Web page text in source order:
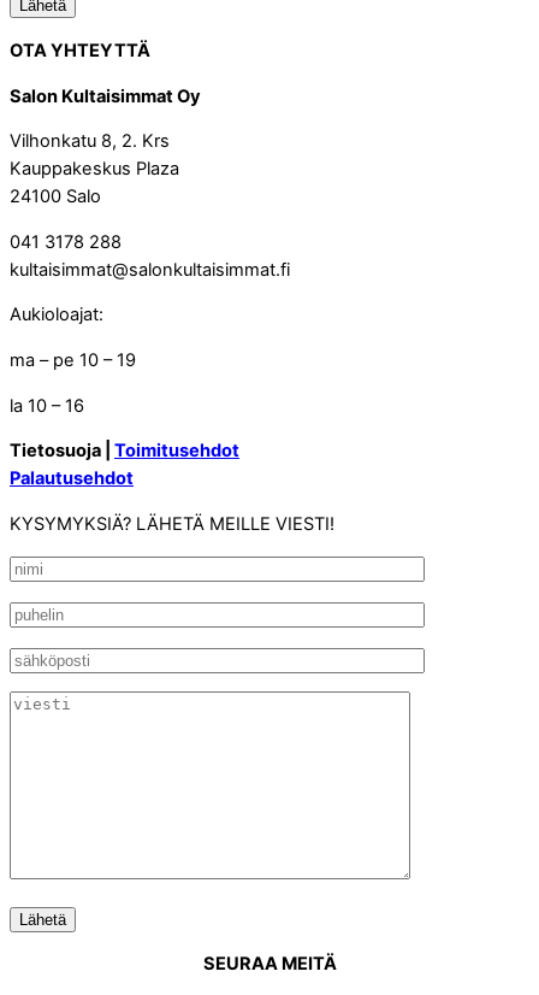
OTA YHTEYTTÄ
Salon Kultaisimmat Oy
Vilhonkatu 8, 2. Krs
Kauppakeskus Plaza
24100 Salo
041 3178 288
kultaisimmat@salonkultaisimmat.fi
Aukioloajat:
ma – pe 10 – 19
la 10 – 16
Tietosuoja | Toimitusehdot
Palautusehdot
KYSYMYKSIÄ? LÄHETÄ MEILLE VIESTI!
SEURAA MEITÄ